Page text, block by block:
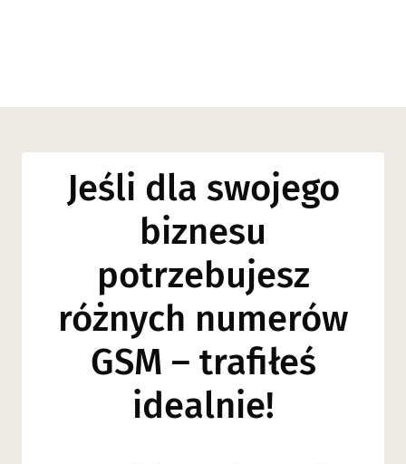
Jeśli dla swojego
biznesu
potrzebujesz
różnych numerów
GSM – trafiłeś
idealnie!